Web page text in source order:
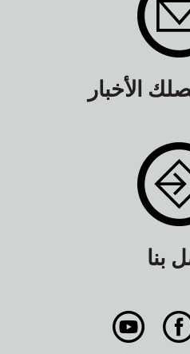
الأخبار
بنا